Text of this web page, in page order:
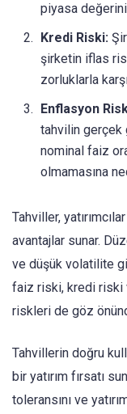
piyasa
Kredi Riski:
şirketin iflas
zorluklarla
Enflasyon
tahvilin gerçek
nominal faiz
olmamasına
Tahviller,
avantajlar sunar.
ve düşük volatilite
faiz riski, kredi riski
riskleri de göz
Tahvillerin doğru
bir yatırım fırsatı
toleransını ve